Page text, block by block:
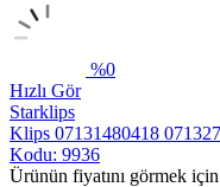
%0
Hızlı Gör
Starklips
Klips 07131480418
Kodu: 9936
Ürünün fiyatını görmek için